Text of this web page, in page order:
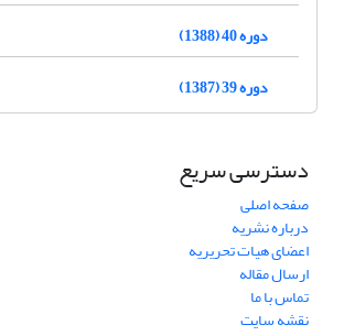
دوره 40 (1388)
دوره 39 (1387)
دسترسی سریع
صفحه اصلی
درباره نشریه
اعضای هیات تحریریه
ارسال مقاله
تماس با ما
نقشه سایت